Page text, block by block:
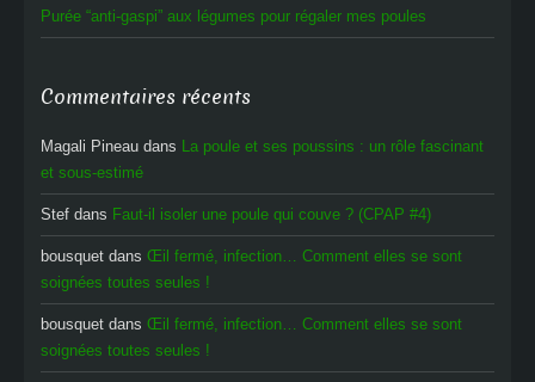
Purée “anti-gaspi” aux légumes pour régaler mes poules
Commentaires récents
Magali Pineau dans La poule et ses poussins : un rôle fascinant
et sous-estimé
Stef dans Faut-il isoler une poule qui couve ? (CPAP #4)
bousquet dans Œil fermé, infection… Comment elles se sont
soignées toutes seules !
bousquet dans Œil fermé, infection… Comment elles se sont
soignées toutes seules !